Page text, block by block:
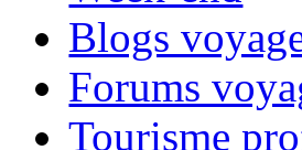
Blogs
Forums
Tourisme